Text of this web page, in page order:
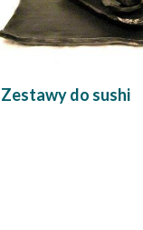
Zestawy do sushi